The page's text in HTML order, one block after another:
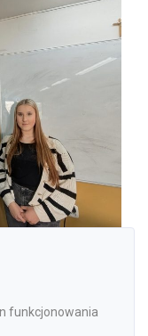
funkcjonowania